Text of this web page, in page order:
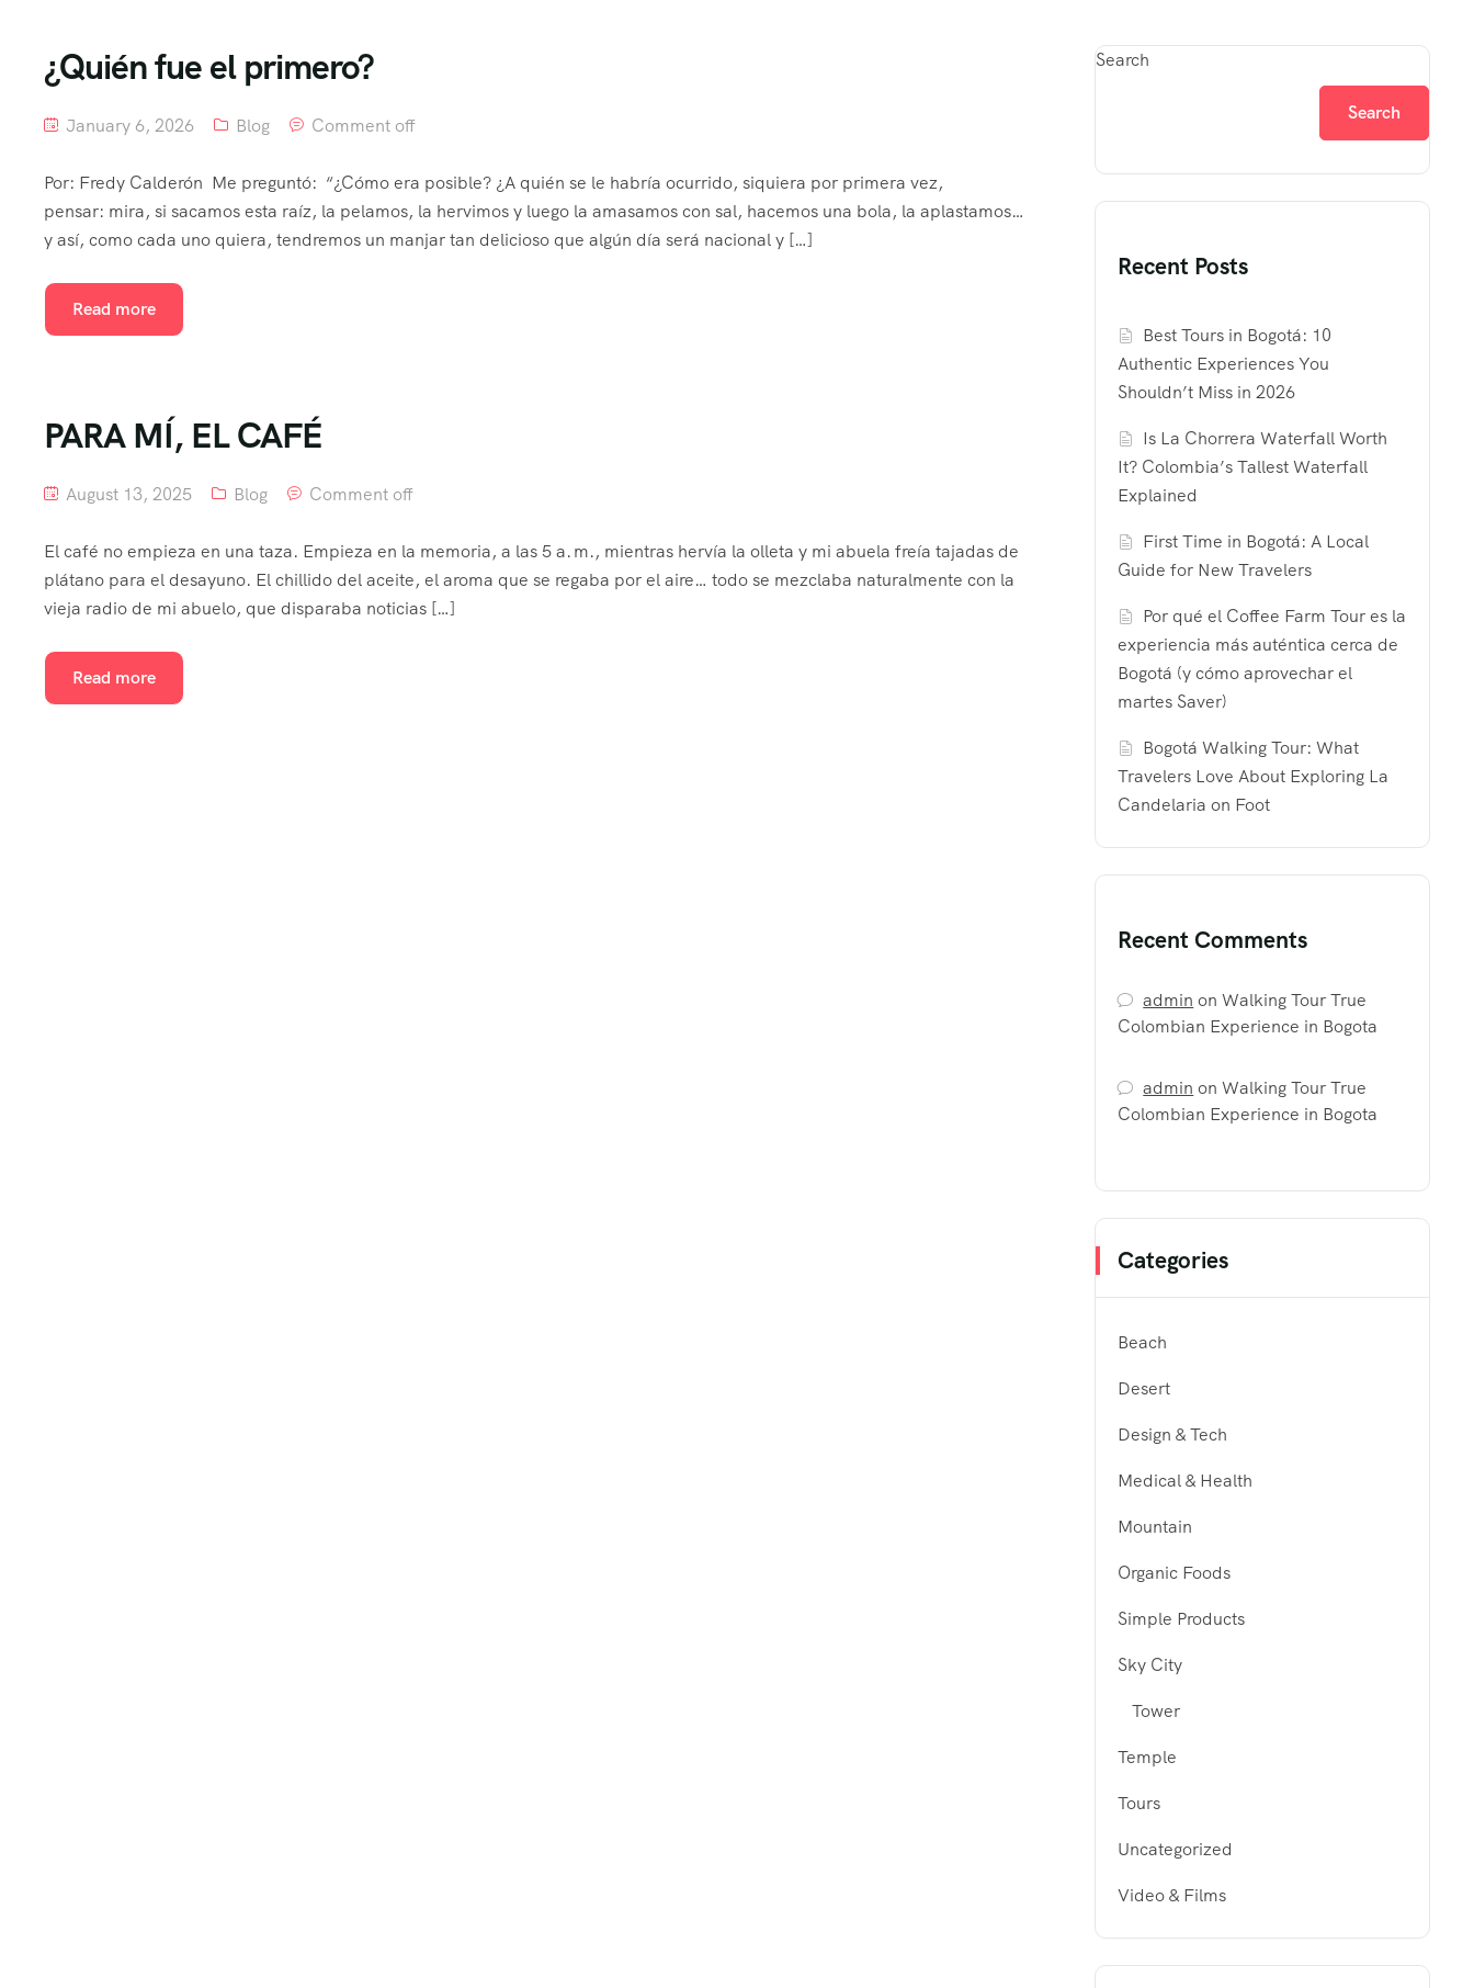
¿Quién fue el primero?
January 6, 2026 Blog Comment off
Por: Fredy Calderón Me preguntó: “¿Cómo era posible? ¿A quién se le habría ocurrido, siquiera por primera vez,
pensar: mira, si sacamos esta raíz, la pelamos, la hervimos y luego la amasamos con sal, hacemos una bola, la aplastamos…
y así, como cada uno quiera, tendremos un manjar tan delicioso que algún día será nacional y […]
Read more
PARA MÍ, EL CAFÉ
August 13, 2025 Blog Comment off
El café no empieza en una taza. Empieza en la memoria, a las 5 a. m., mientras hervía la olleta y mi abuela freía tajadas de
plátano para el desayuno. El chillido del aceite, el aroma que se regaba por el aire… todo se mezclaba naturalmente con la
vieja radio de mi abuelo, que disparaba noticias […]
Read more
Search
Search
Recent Posts
Best Tours in Bogotá: 10
Authentic Experiences You
Shouldn’t Miss in 2026
Is La Chorrera Waterfall Worth
It? Colombia’s Tallest Waterfall
Explained
First Time in Bogotá: A Local
Guide for New Travelers
Por qué el Coffee Farm Tour es la
experiencia más auténtica cerca de
Bogotá (y cómo aprovechar el
martes Saver)
Bogotá Walking Tour: What
Travelers Love About Exploring La
Candelaria on Foot
Recent Comments
admin onWalking Tour True
Colombian Experience in Bogota
admin onWalking Tour True
Colombian Experience in Bogota
Categories
Beach
Desert
Design & Tech
Medical & Health
Mountain
Organic Foods
Simple Products
Sky City
Tower
Temple
Tours
Uncategorized
Video & Films